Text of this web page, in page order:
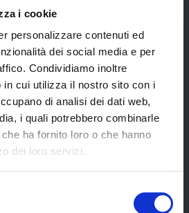
i cookie
personalizzare contenuti ed
dei social media e per
Condividiamo inoltre
in cui utilizza il nostro sito con i
di analisi dei dati web,
i quali potrebbero combinarle
ha fornito loro o che hanno
dei loro servizi.
per le Pari Opportunità